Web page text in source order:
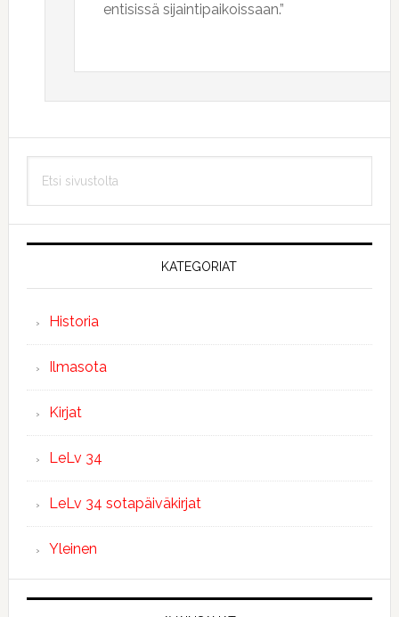
entisissä sijaintipaikoissaan.”
Ensisijainen
sivupalkki
sivustolta
KATEGORIAT
Historia
Ilmasota
Kirjat
LeLv 34
LeLv 34 sotapäiväkirjat
Yleinen